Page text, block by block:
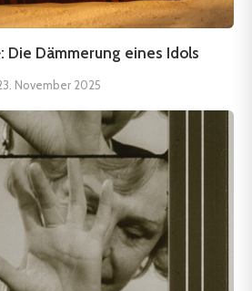
Die Dämmerung eines Idols
November 2025